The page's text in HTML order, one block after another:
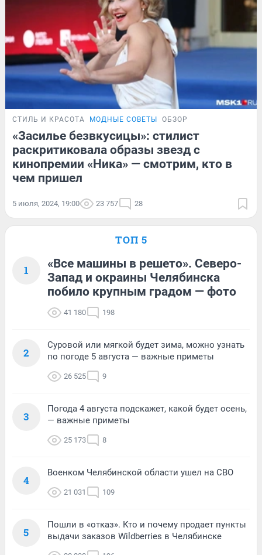
СТИЛЬ И КРАСОТА МОДНЫЕ СОВЕТЫ ОБЗОР
«Засилье безвкусицы»: стилист
раскритиковала образы звезд с
кинопремии «Ника» — смотрим, кто в
чем пришел
5 июля, 2024, 19:00 23 757 28
ТОП 5
1
«Все машины в решето». Северо-
Запад и окраины Челябинска
побило крупным градом — фото
41 180 198
2
Суровой или мягкой будет зима, можно узнать
по погоде 5 августа — важные приметы
26 525 9
3
Погода 4 августа подскажет, какой будет осень,
— важные приметы
25 173 8
4
Военком Челябинской области ушел на СВО
21 031 109
5
Пошли в «отказ». Кто и почему продает пункты
выдачи заказов Wildberries в Челябинске